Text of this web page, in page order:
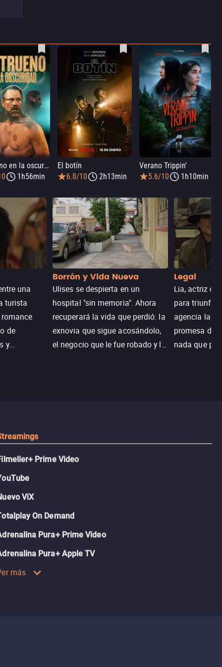
Un trueno en la oscuridad
1h56min
El botín
6.8/10
2h13min
Verano Trippin'
5.6/10
1h10min
una
turista
de
y
Borrón y Vida Nueva
Ulises se despierta en un
hospital "sin memoria". Ahora
recuperará la vida que perdió: la
exnovia que sigue acosándolo,
el negocio que le fue robado y la
Legal
Lia, actriz
para triunfar
agencia la
promesa de
nada que
Prime Video
ViX
On Demand
Pura+ Prime Video
Pura+ Apple TV
más